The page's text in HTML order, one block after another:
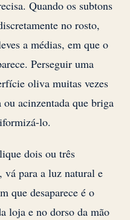
Quando os subtons
no rosto,
a médias, em que o
Perseguir uma
oliva muitas vezes
acinzentada que briga
lo.
dois ou três
vá para a luz natural e
que desaparece é o
loja e no dorso da mão